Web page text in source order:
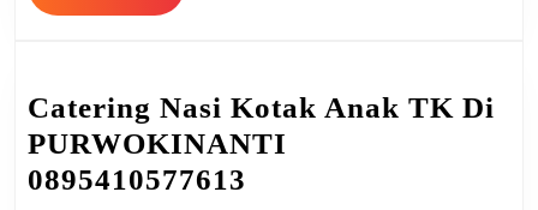
More
Catering Nasi Kotak Anak TK Di
PURWOKINANTI
0895410577613